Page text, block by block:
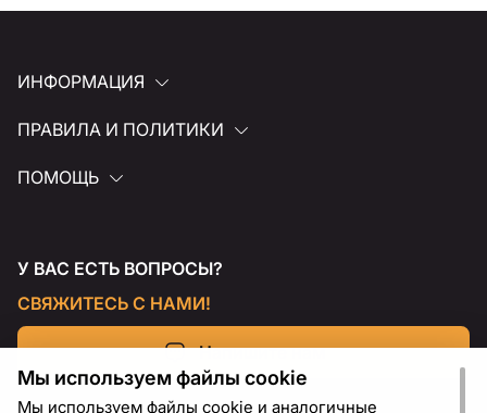
ИНФОРМАЦИЯ
ПРАВИЛА И ПОЛИТИКИ
ПОМОЩЬ
У ВАС ЕСТЬ ВОПРОСЫ?
СВЯЖИТЕСЬ С НАМИ!
Напишите нам
Мы используем файлы cookie
Мы используем файлы cookie и аналогичные